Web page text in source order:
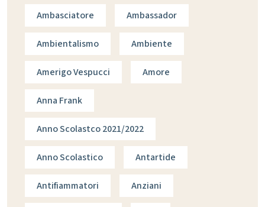
Ambasciatore Ambassador
Ambientalismo Ambiente
Amerigo Vespucci Amore
Anna Frank
Anno Scolastco 2021/2022
Anno Scolastico Antartide
Antifiammatori Anziani